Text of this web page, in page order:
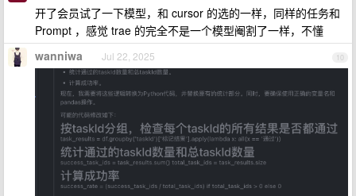
开了会员试了一下模型，和 cursor 的选的一样，同样的任务和
Prompt ，感觉 trae 的完全不是一个模型阉割了一样，不懂
10
wanniwa Jul 22, 2025